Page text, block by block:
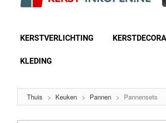
KERSTVERLICHTING
KLEDING
Thuis > Keuken > Pannen > Pannensets